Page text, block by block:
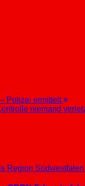
Polizei ermittelt
niemand
Region Südwestfalen